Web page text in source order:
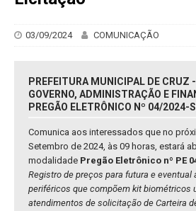
03/09/2024 COMUNICAÇÃO
PREFEITURA MUNICIPAL DE CRUZ
GOVERNO, ADMINISTRAÇÃO E
PREGÃO ELETRÔNICO Nº 04/2024-
Comunica aos interessados que no
Setembro de 2024, às 09 horas, estará
modalidade Pregão Eletrônico nº PE
Registro de preços para futura e eventual
periféricos que compõem kit biométricos
atendimentos de solicitação de Carteira